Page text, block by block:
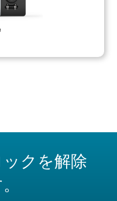
クを解除